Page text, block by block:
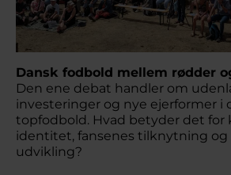
Dansk fodbold mellem rødder
Den ene debat handler om
investeringer og nye ejerformer i
topfodbold. Hvad betyder det for
identitet, fansenes tilknytning og
udvikling?